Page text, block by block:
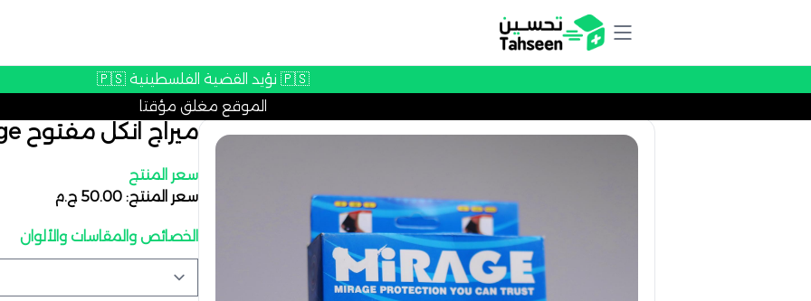
🇵🇸 نؤيد القضية الفلسطينية 🇵🇸
الموقع مغلق مؤقتا
ميراج انكل مفتوح Mirage
سعر المنتج
سعر المنتج: 50.00 ج.م
الخصائص والمقاسات والألوان